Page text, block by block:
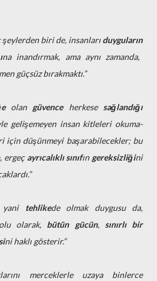
şeylerden biri de, insanları duyguların
na inandırmak, ama aynı zamanda,
güçsüz bırakmaktı.”
olan güvenceherkese sağlandığı
gelişemeyen insan kitleleri okuma-
için düşünmeyi başarabilecekler; bu
ergeç ayrıcalıklı sınıfın gereksizliğini
tehlikede olmak duygusu da,
olarak, bütün gücün, sınırlı bir
ni haklı gösterir.”
merceklerle uzaya binlerce